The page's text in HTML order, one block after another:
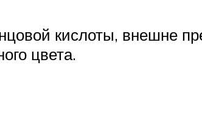
кислоты, внешне
цвета.